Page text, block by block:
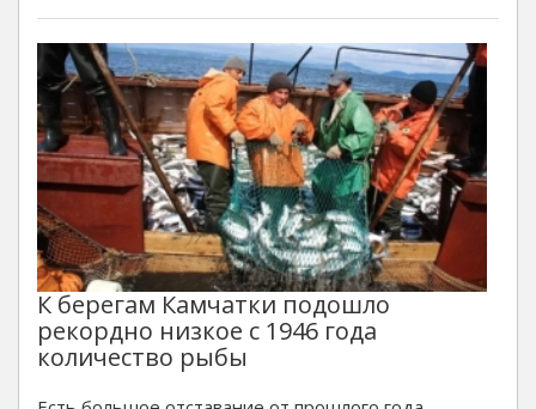
К берегам Камчатки подошло
рекордно низкое с 1946 года
количество рыбы